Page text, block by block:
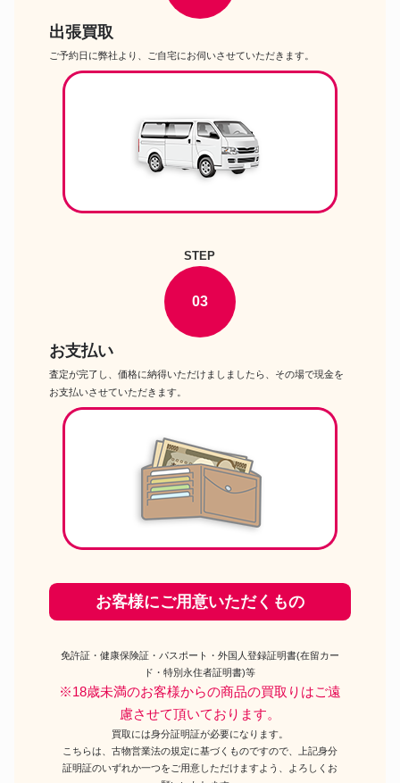
出張買取
ご予約日に弊社より、ご自宅にお伺いさせていただきます。
STEP
03
お支払い
査定が完了し、価格に納得いただけましましたら、その場で現金を
お支払いさせていただきます。
お客様にご用意いただくもの
免許証・健康保険証・パスポート・外国人登録証明書(在留カー
ド・特別永住者証明書)等
※18歳未満のお客様からの商品の買取りはご遠
慮させて頂いております。
買取には身分証明証が必要になります。
こちらは、古物営業法の規定に基づくものですので、上記身分
証明証のいずれか一つをご用意しただけますよう、よろしくお